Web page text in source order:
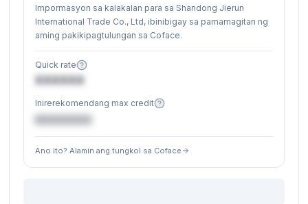
Impormasyon sa kalakalan para sa Shandong Jierun
International Trade Co., Ltd, ibinibigay sa pamamagitan ng
aming pakikipagtulungan sa Coface.
Quick rate
XXXXXX
Inirerekomendang max credit
€XXXXXX
Ano ito? Alamin ang tungkol sa Coface